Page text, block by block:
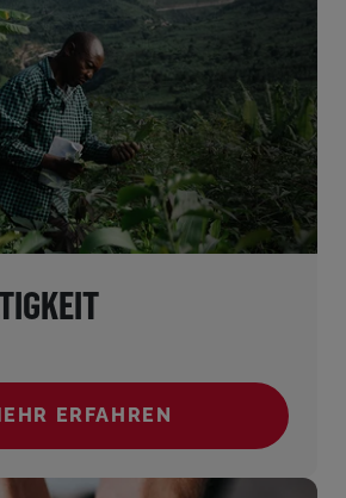
ERFAHREN
(NACHHALTIGKEIT)